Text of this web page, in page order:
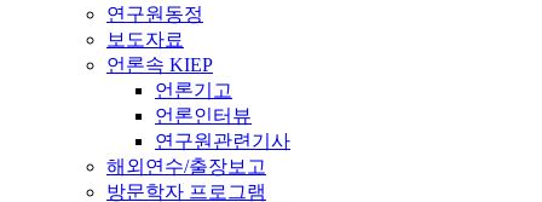
연구원동정
보도자료
언론속 KIEP
언론기고
언론인터뷰
연구원관련기사
해외연수/출장보고
방문학자 프로그램